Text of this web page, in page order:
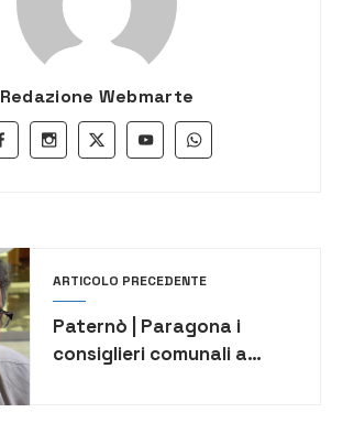
Redazione Webmarte
ARTICOLO PRECEDENTE
Paternò | Paragona i
consiglieri comunali a